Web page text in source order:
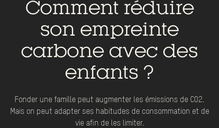
Comment réduire
son empreinte
carbone avec des
enfants ?
Fonder une famille peut augmenter les émissions de CO2.
Mais on peut adapter ses habitudes de consommation et de
vie afin de les limiter.